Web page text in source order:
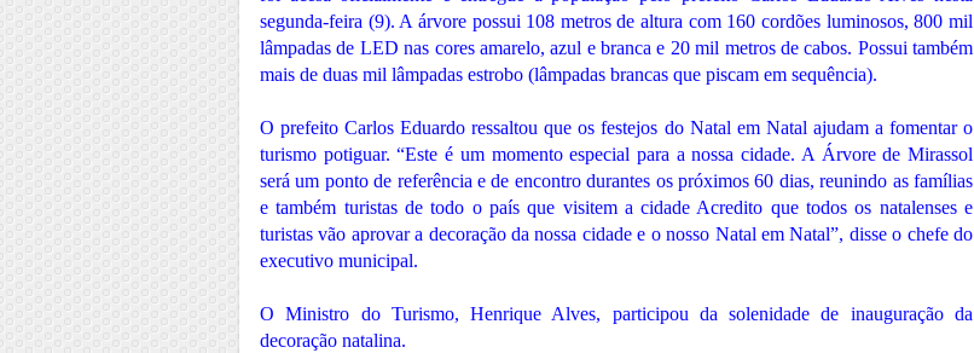
segunda-feira (9). A árvore possui 108 metros de altura com 160 cordões luminosos, 800 mil
lâmpadas de LED nas cores amarelo, azul e branca e 20 mil metros de cabos. Possui também
mais de duas mil lâmpadas estrobo (lâmpadas brancas que piscam em sequência).
O prefeito Carlos Eduardo ressaltou que os festejos do Natal em Natal ajudam a fomentar o
turismo potiguar. “Este é um momento especial para a nossa cidade. A Árvore de Mirassol
será um ponto de referência e de encontro durantes os próximos 60 dias, reunindo as famílias
e também turistas de todo o país que visitem a cidade Acredito que todos os natalenses e
turistas vão aprovar a decoração da nossa cidade e o nosso Natal em Natal”, disse o chefe do
executivo municipal.
O Ministro do Turismo, Henrique Alves, participou da solenidade de inauguração da
decoração natalina.